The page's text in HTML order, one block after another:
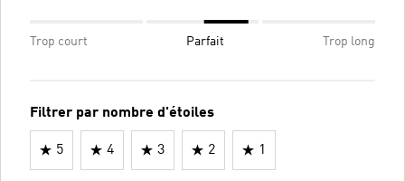
Trop court Parfait Trop long
Filtrer par nombre d'étoiles
5 4 3 2 1